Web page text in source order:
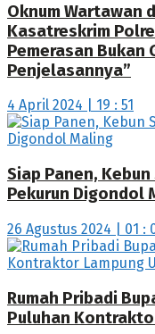
Oknum Wartawan
Kasatreskrim
Pemerasan Bukan
Penjelasannya”
4 April 2024 | 19 : 51
Siap Panen,
Pekurun Digondol
26 Agustus 2024 | 01 :
Rumah Pribadi
Puluhan